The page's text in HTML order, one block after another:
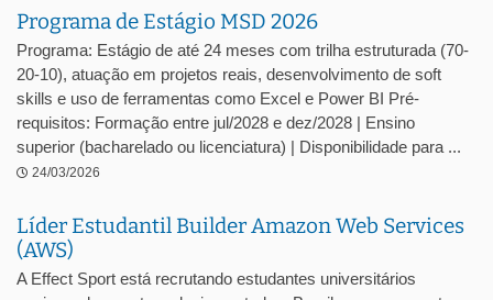
Programa de Estágio MSD 2026
Programa: Estágio de até 24 meses com trilha estruturada (70-
20-10), atuação em projetos reais, desenvolvimento de soft
skills e uso de ferramentas como Excel e Power BI Pré-
requisitos: Formação entre jul/2028 e dez/2028 | Ensino
superior (bacharelado ou licenciatura) | Disponibilidade para ...
24/03/2026
Líder Estudantil Builder Amazon Web Services
(AWS)
A Effect Sport está recrutando estudantes universitários